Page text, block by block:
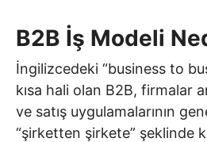
B2B İş Modeli
İngilizcedeki “business to
kısa hali olan B2B, firmalar
ve satış uygulamalarının
“şirketten şirkete” şeklinde